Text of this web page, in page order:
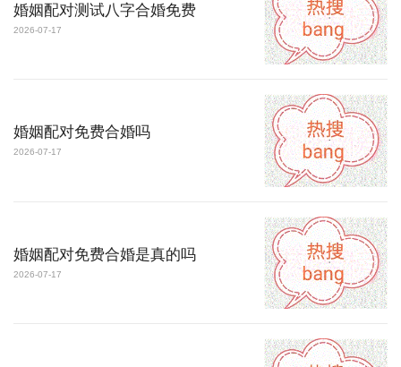
婚姻配对测试八字合婚免费
2026-07-17
婚姻配对免费合婚吗
2026-07-17
婚姻配对免费合婚是真的吗
2026-07-17